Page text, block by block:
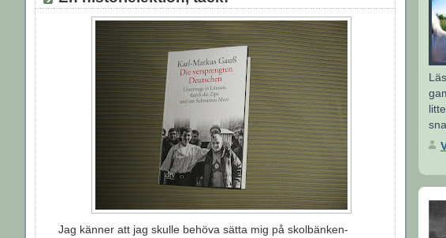
Jag känner att jag skulle behöva sätta mig på skolbänken-